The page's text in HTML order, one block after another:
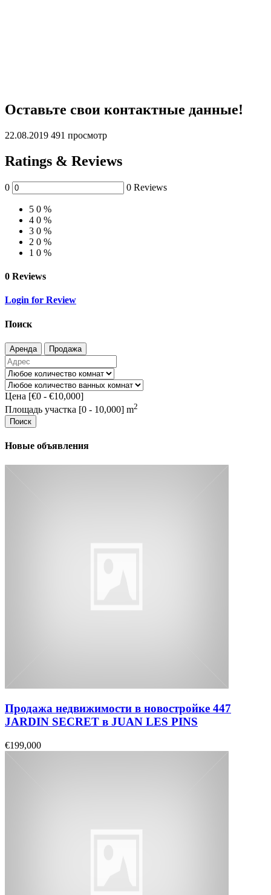
Оставьте свои контактные данные!
22.08.2019 491 просмотр
Ratings & Reviews
0 0 Reviews
5 0 %
4 0 %
3 0 %
2 0 %
1 0 %
0 Reviews
Login for Review
Поиск
Аренда Продажа
Цена [€0 - €10,000]
Площадь участка [0 - 10,000] m2
Поиск
Новые объявления
Продажа недвижимости в новостройке 447
JARDIN SECRET в JUAN LES PINS
€199,000